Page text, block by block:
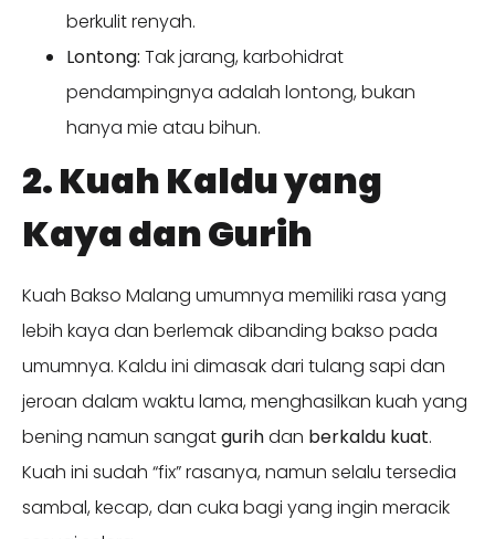
berkulit renyah.
Lontong: Tak jarang, karbohidrat
pendampingnya adalah lontong, bukan
hanya mie atau bihun.
2. Kuah Kaldu yang
Kaya dan Gurih
Kuah Bakso Malang umumnya memiliki rasa yang
lebih kaya dan berlemak dibanding bakso pada
umumnya. Kaldu ini dimasak dari tulang sapi dan
jeroan dalam waktu lama, menghasilkan kuah yang
bening namun sangatgurihdan berkaldu kuat.
Kuah ini sudah “fix” rasanya, namun selalu tersedia
sambal, kecap, dan cuka bagi yang ingin meracik